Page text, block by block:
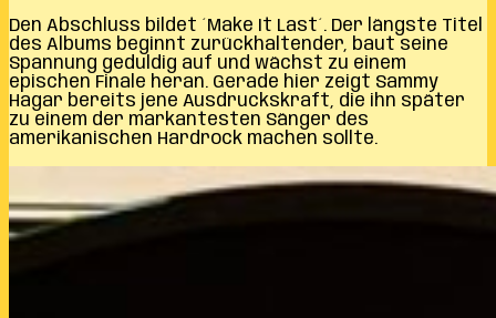
Den Abschluss bildet ´Make It Last´. Der längste Titel
des Albums beginnt zurückhaltender, baut seine
Spannung geduldig auf und wächst zu einem
epischen Finale heran. Gerade hier zeigt Sammy
Hagar bereits jene Ausdruckskraft, die ihn später
zu einem der markantesten Sänger des
amerikanischen Hardrock machen sollte.